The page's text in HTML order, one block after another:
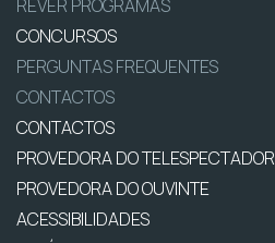
REVER PROGRAMAS
CONCURSOS
PERGUNTAS FREQUENTES
CONTACTOS
CONTACTOS
PROVEDORA DO TELESPECTADOR
PROVEDORA DO OUVINTE
ACESSIBILIDADES